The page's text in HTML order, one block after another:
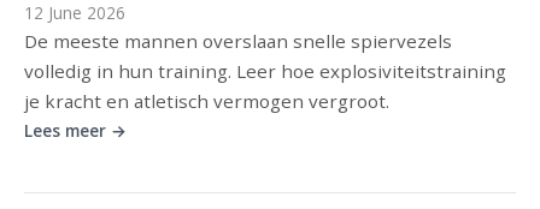
12 June 2026
De meeste mannen overslaan snelle spiervezels
volledig in hun training. Leer hoe explosiviteitstraining
je kracht en atletisch vermogen vergroot.
Lees meer →